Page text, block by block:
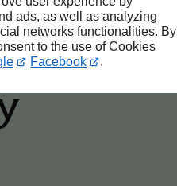
ads, as well as analyzing
networks functionalities. By
to the use of Cookies
Facebook .